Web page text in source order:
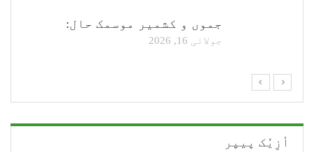
جموں و کشمیر موسمک حال:
جولائی 16, 2026
أزِیُک پیپر